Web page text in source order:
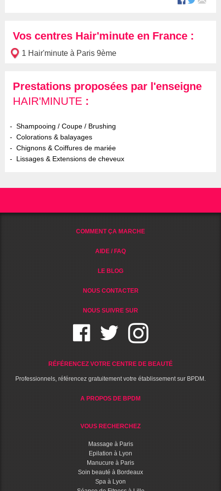
Vos centres Hair'minute en France :
1 Hair'minute à Paris 9ème
Prestations proposées par l'enseigne
HAIR'MINUTE :
Shampooing / Coupe / Brushing
Colorations & balayages
Chignons & Coiffures de mariée
Lissages & Extensions de cheveux
COMMENT ÇA MARCHE
AIDE / FAQ
LE BLOG
NOUS CONTACTER
NOUS SUIVRE SUR
RÉFÉRENCEZ VOTRE CENTRE DE BEAUTÉ
Professionnels, référencez gratuitement votre établissement sur BPDM.
A PROPOS DE BPDM
VOUS RECHERCHEZ
Massage à Paris
Epilation à Lyon
Manucure à Paris
Soin beauté à Bordeaux
Spa à Lyon